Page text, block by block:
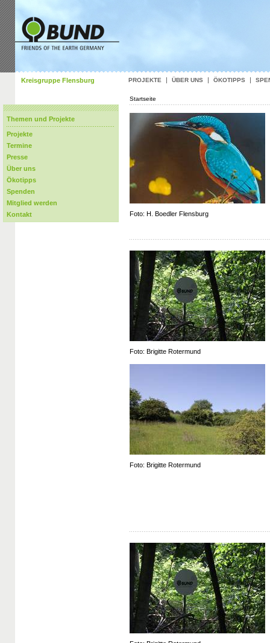
Kreisgruppe Flensburg
Startseite
Foto: H. Boedler Flensburg
Foto: Brigitte Rotermund
Foto: Brigitte Rotermund
Themen und Projekte
Projekte
Termine
Presse
Über uns
Ökotipps
Spenden
Mitglied werden
Kontakt
PROJEKTE ÜBER UNS ÖKOTIPPS